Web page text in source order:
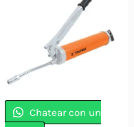
Chatear con un